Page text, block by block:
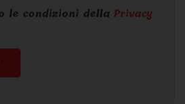
le condizioni della Privacy